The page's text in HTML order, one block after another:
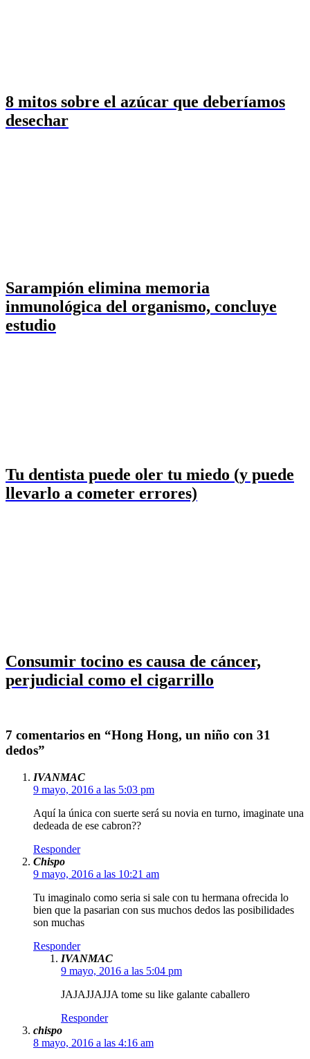
8 mitos sobre el azúcar que deberíamos
desechar
Sarampión elimina memoria
inmunológica del organismo, concluye
estudio
Tu dentista puede oler tu miedo (y puede
llevarlo a cometer errores)
Consumir tocino es causa de cáncer,
perjudicial como el cigarrillo
7 comentarios en “Hong Hong, un niño con 31
dedos”
IVANMAC
9 mayo, 2016 a las 5:03 pm
Aquí la única con suerte será su novia en turno, imaginate una
dedeada de ese cabron??
Responder
Chispo
9 mayo, 2016 a las 10:21 am
Tu imaginalo como seria si sale con tu hermana ofrecida lo
bien que la pasarian con sus muchos dedos las posibilidades
son muchas
Responder
IVANMAC
9 mayo, 2016 a las 5:04 pm
JAJAJJAJJA tome su like galante caballero
Responder
chispo
8 mayo, 2016 a las 4:16 am